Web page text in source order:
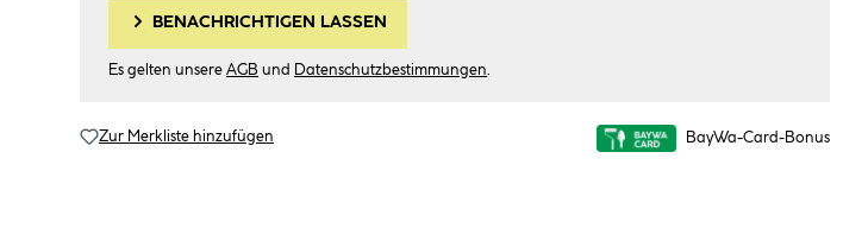
BENACHRICHTIGEN LASSEN
Es gelten unsere AGB und Datenschutzbestimmungen
Zur Merkliste hinzufügen BayWa-Card-Bonus